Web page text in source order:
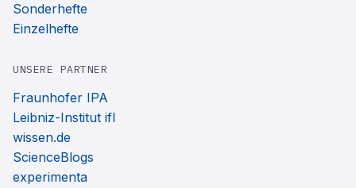
Sonderhefte
Einzelhefte
UNSERE PARTNER
Fraunhofer IPA
Leibniz-Institut ifl
wissen.de
ScienceBlogs
experimenta